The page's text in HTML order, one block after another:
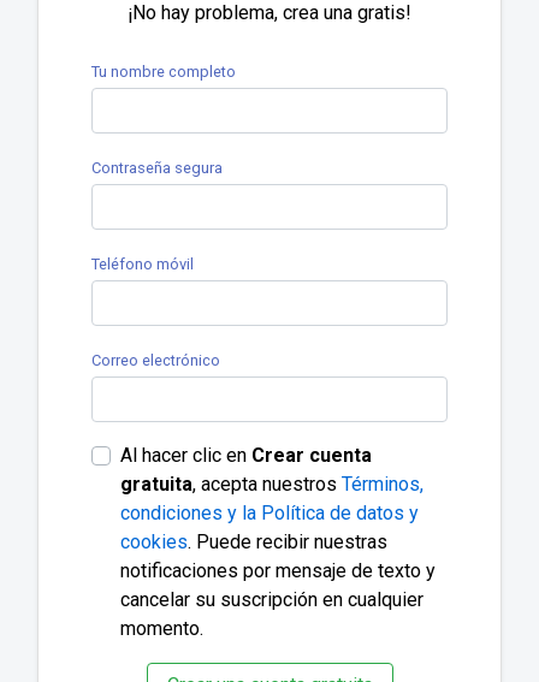
¡No hay problema, crea una gratis!
Tu nombre completo
Contraseña segura
Teléfono móvil
Correo electrónico
Al hacer clic en Crear cuenta
gratuita, acepta nuestros Términos,
condiciones y la Política de datos y
cookies. Puede recibir nuestras
notificaciones por mensaje de texto y
cancelar su suscripción en cualquier
momento.